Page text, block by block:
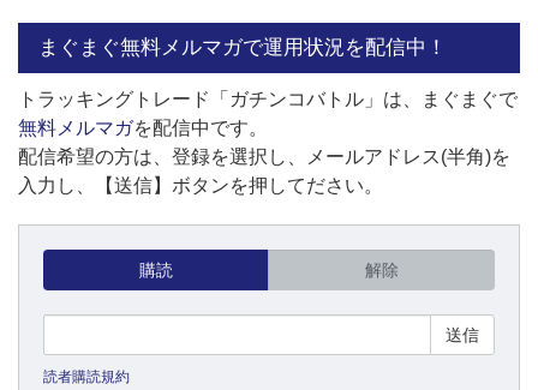
まぐまぐ無料メルマガで運用状況を配信中！
トラッキングトレード「ガチンコバトル」は、まぐまぐで
無料メルマガを配信中です。
配信希望の方は、登録を選択し、メールアドレス(半角)を
入力し、【送信】ボタンを押してださい。
購読 解除
読者購読規約